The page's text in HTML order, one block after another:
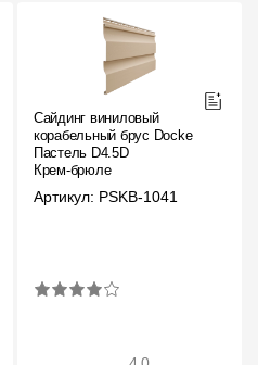
Сайдинг виниловый
корабельный брус Docke
Пастель D4.5D
Крем-брюле
Артикул: PSKB-1041